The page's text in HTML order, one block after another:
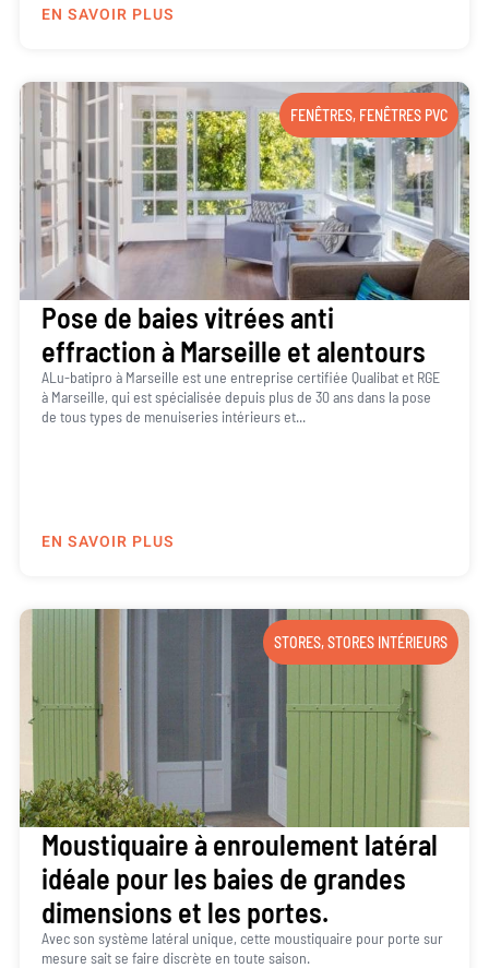
EN SAVOIR PLUS
FENÊTRES, FENÊTRES PVC
Pose de baies vitrées anti
effraction à Marseille et alentours
ALu-batipro à Marseille est une entreprise certifiée Qualibat et RGE
à Marseille, qui est spécialisée depuis plus de 30 ans dans la pose
de tous types de menuiseries intérieurs et...
EN SAVOIR PLUS
STORES,STORES INTÉRIEURS
Moustiquaire à enroulement latéral
idéale pour les baies de grandes
dimensions et les portes.
Avec son système latéral unique, cette moustiquaire pour porte sur
mesure sait se faire discrète en toute saison.